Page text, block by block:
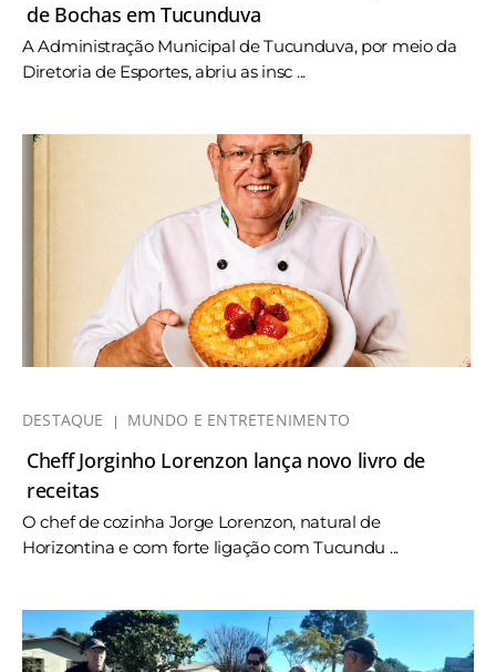
de Bochas em Tucunduva
A Administração Municipal de Tucunduva, por meio da
Diretoria de Esportes, abriu as insc ...
DESTAQUE MUNDO E ENTRETENIMENTO
Cheff Jorginho Lorenzon lança novo livro de
receitas
O chef de cozinha Jorge Lorenzon, natural de
Horizontina e com forte ligação com Tucundu ...